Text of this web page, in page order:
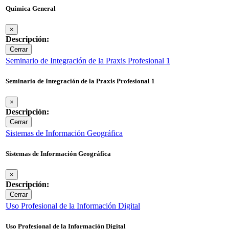
Química General
×
Descripción:
Cerrar
Seminario de Integración de la Praxis Profesional 1
Seminario de Integración de la Praxis Profesional 1
×
Descripción:
Cerrar
Sistemas de Información Geográfica
Sistemas de Información Geográfica
×
Descripción:
Cerrar
Uso Profesional de la Información Digital
Uso Profesional de la Información Digital